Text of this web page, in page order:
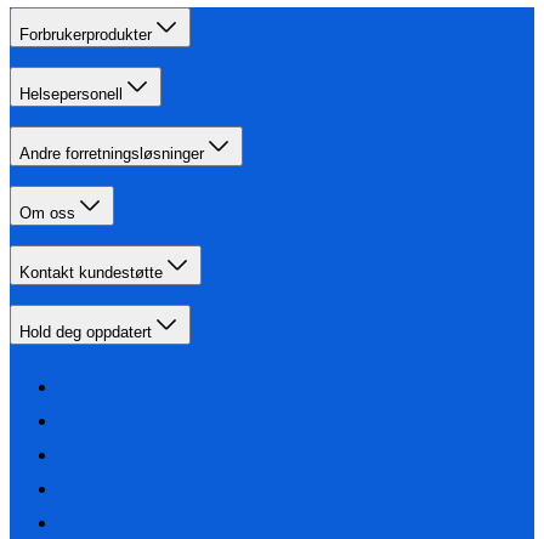
Forbrukerprodukter
Helsepersonell
Andre forretningsløsninger
Om oss
Kontakt kundestøtte
Hold deg oppdatert